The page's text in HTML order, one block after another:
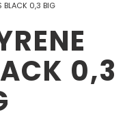
BLACK 0,3 BIG
0,3